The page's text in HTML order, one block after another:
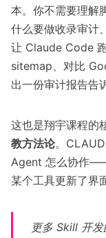
本。你不需要理解
什么要做收录审计
让 Claude Code
sitemap、对比
出一份审计报告告
这也是翔宇课程的
教方法论。
Agent 怎么协作
某个工具更新了界
更多 Skill 开